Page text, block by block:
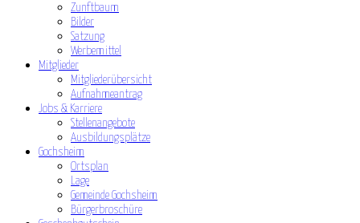
Zunftbaum
Bilder
Satzung
Werbemittel
Mitglieder
Mitgliederübersicht
Aufnahmeantrag
Jobs & Karriere
Stellenangebote
Ausbildungsplätze
Gochsheim
Ortsplan
Lage
Gemeinde Gochsheim
Bürgerbroschüre